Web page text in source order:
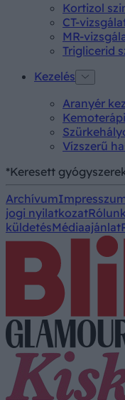
Kortizol
CT-
MR-
Triglicerid
Kezelés
Aranyér
Vízszerű
*Keresett
Archívum
jogi nyilatkozat
küldetésMédiaajánlat